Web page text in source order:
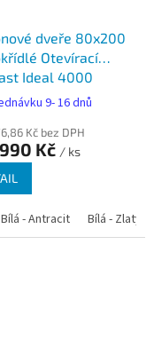
Bílá - Tmavý dub Bílá -
dveře 80x200
Otevírací
Ideal 4000
9- 16 dnů
Kč bez DPH
Kč / ks
Bílá - Antracit Bílá - Zlatý